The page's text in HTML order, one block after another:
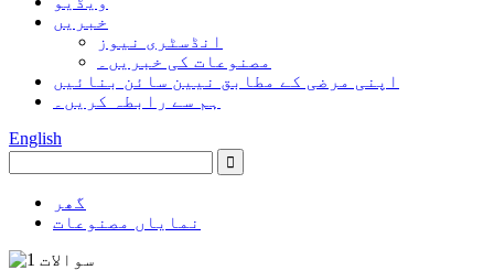
خبریں
انڈسٹری نیوز
مصنوعات کی خبریں۔
اپنی مرضی کے مطابق نیین سائن بنائیں
ہم سے رابطہ کریں۔
English
گھر
نمایاں مصنوعات